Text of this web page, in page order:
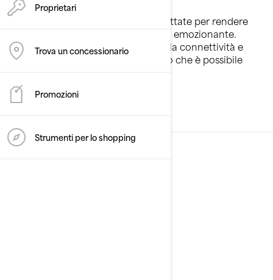
Proprietari
Trova un concessionario
Promozioni
Strumenti per lo shopping
Le innovazioni Sea‑Doo sono progettate per rendere
ogni uscita più fluida, intelligente ed emozionante.
Scopri le tecnologie del veicolo, della connettività e
degli accessori che ridefiniscono ciò che è possibile
sull’acqua.
SCOPRI